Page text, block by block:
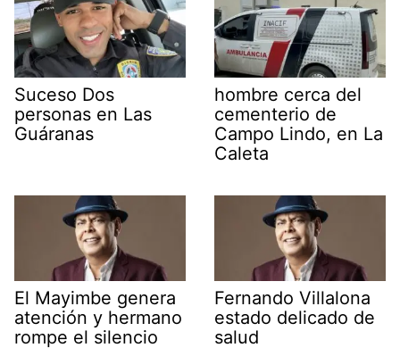
Suceso Dos
personas en Las
Guáranas
hombre cerca del
cementerio de
Campo Lindo, en La
Caleta
El Mayimbe genera
atención y hermano
rompe el silencio
Fernando Villalona
estado delicado de
salud